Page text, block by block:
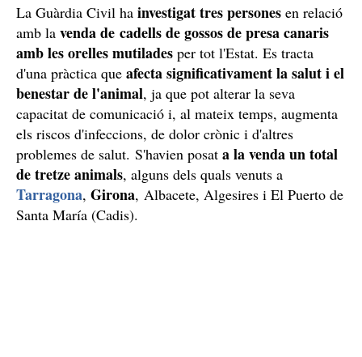
La Guàrdia Civil ha investigat tres persones en relació
amb la venda de cadells de gossos de presa canaris
amb les orelles mutilades per tot l'Estat. Es tracta
d'una pràctica que afecta significativament la salut i el
benestar de l'animal, ja que pot alterar la seva
capacitat de comunicació i, al mateix temps, augmenta
els riscos d'infeccions, de dolor crònic i d'altres
problemes de salut. S'havien posat a la venda un total
de tretze animals, alguns dels quals venuts a
Tarragona, Girona, Albacete, Algesires i El Puerto de
Santa María (Cadis).